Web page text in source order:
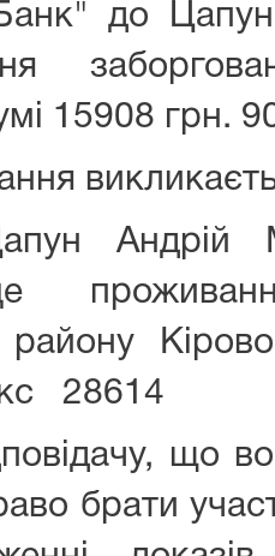
до
15908 грн.
Андрій
району
28614
що
брати